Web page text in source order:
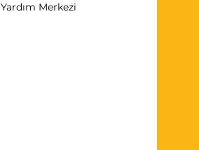
Yardım Merkezi